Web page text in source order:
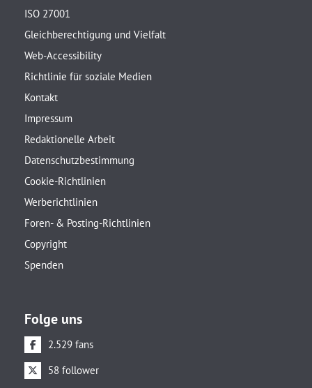
ISO 27001
Gleichberechtigung und Vielfalt
Web-Accessibility
Richtlinie für soziale Medien
Kontakt
Impressum
Redaktionelle Arbeit
Datenschutzbestimmung
Cookie-Richtlinien
Werberichtlinien
Foren- & Posting-Richtlinien
Copyright
Spenden
Folge uns
2.529 fans
58 follower